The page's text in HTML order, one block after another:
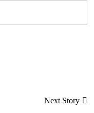
Next Story